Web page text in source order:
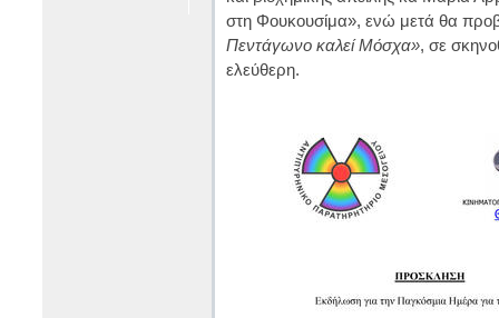
στη Φουκουσίμα», ενώ μετά θα
Πεντάγωνο καλεί Μόσχα», σε
ελεύθερη.